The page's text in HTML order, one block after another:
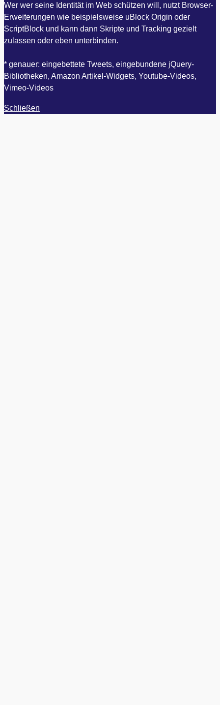
Wer wer seine Identität im Web schützen will, nutzt Browser-
Erweiterungen wie beispielsweise uBlock Origin oder
ScriptBlock und kann dann Skripte und Tracking gezielt
zulassen oder eben unterbinden.
* genauer: eingebettete Tweets, eingebundene jQuery-
Bibliotheken, Amazon Artikel-Widgets, Youtube-Videos,
Vimeo-Videos
Schließen